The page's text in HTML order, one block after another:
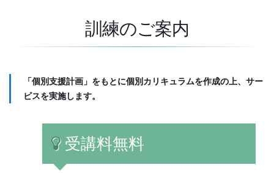
訓練のご案内
「個別支援計画」をもとに個別カリキュラムを作成の上、サー
ビスを実施します。
受講料無料